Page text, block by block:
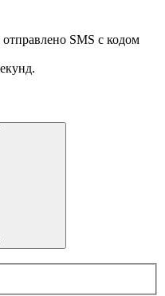
SMS с кодом